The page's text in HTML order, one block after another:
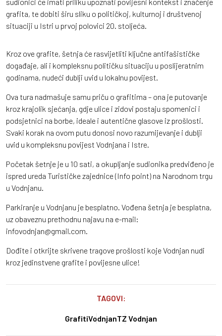
grafita, te dobiti širu sliku o političkoj, kulturnoj i društvenoj
situaciji u Istri u prvoj polovici 20. stoljeća.
Kroz ove grafite, šetnja će rasvijetliti ključne antifašističke
događaje, ali i kompleksnu političku situaciju u poslijeratnim
godinama, nudeći dublji uvid u lokalnu povijest.
Ova tura nadmašuje samu priču o grafitima – ona je putovanje
kroz krajolik sjećanja, gdje ulice i zidovi postaju spomenici i
podsjetnici na borbe, ideale i autentične glasove iz prošlosti.
Svaki korak na ovom putu donosi novo razumijevanje i dublji
uvid u kompleksnu povijest Vodnjana i Istre.
Početak šetnje je u 10 sati, a okupljanje sudionika predviđeno je
ispred ureda Turističke zajednice (Info point) na Narodnom trgu
u Vodnjanu.
Parkiranje u Vodnjanu je besplatno. Vođena šetnja je besplatna,
uz obaveznu prethodnu najavu na e-mail:
infovodnjan@gmail.com.
Dođite i otkrijte skrivene tragove prošlosti koje Vodnjan nudi
kroz jedinstvene grafite i povijesne ulice!
TAGOVI:
GrafitiVodnjanTZ Vodnjan